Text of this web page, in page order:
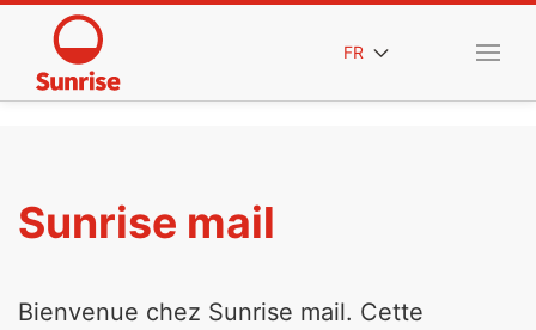
FR
Sunrise mail
Bienvenue chez Sunrise mail. Cette